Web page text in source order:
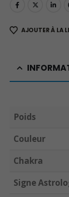
AJOUTER À LA
Poids
Couleur
Chakra
Signe